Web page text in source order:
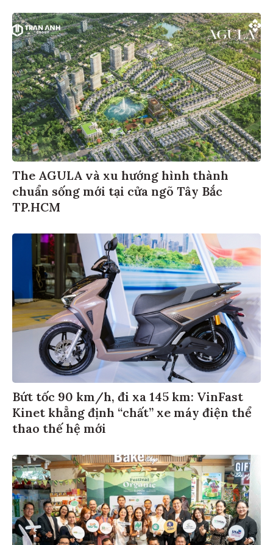
The AGULA và xu hướng hình thành
chuẩn sống mới tại cửa ngõ Tây Bắc
TP.HCM
Bứt tốc 90 km/h, đi xa 145 km: VinFast
Kinet khẳng định “chất” xe máy điện thể
thao thế hệ mới